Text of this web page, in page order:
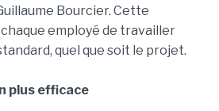
Bourcier. Cette
employé de travailler
quel que soit le projet.
plus efficace